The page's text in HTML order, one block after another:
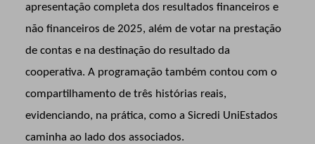
apresentação completa dos resultados financeiros e
não financeiros de 2025, além de votar na prestação
de contas e na destinação do resultado da
cooperativa. A programação também contou com o
compartilhamento de três histórias reais,
evidenciando, na prática, como a Sicredi UniEstados
caminha ao lado dos associados.